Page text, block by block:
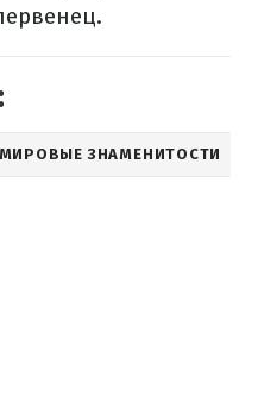
МИРОВЫЕ ЗНАМЕНИТОСТИ